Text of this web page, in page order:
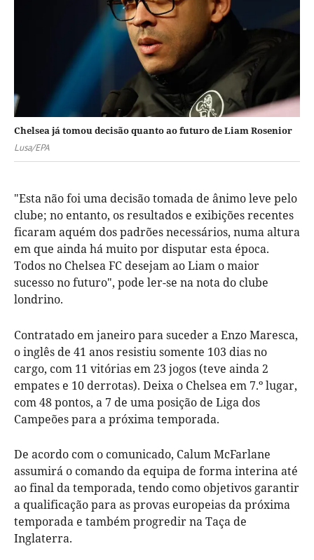
Chelsea já tomou decisão quanto ao futuro de Liam Rosenior
Lusa/EPA
"Esta não foi uma decisão tomada de ânimo leve pelo
clube; no entanto, os resultados e exibições recentes
ficaram aquém dos padrões necessários, numa altura
em que ainda há muito por disputar esta época.
Todos no Chelsea FC desejam ao Liam o maior
sucesso no futuro", pode ler-se na nota do clube
londrino.
Contratado em janeiro para suceder a Enzo Maresca,
o inglês de 41 anos resistiu somente 103 dias no
cargo, com 11 vitórias em 23 jogos (teve ainda 2
empates e 10 derrotas). Deixa o Chelsea em 7.º lugar,
com 48 pontos, a 7 de uma posição de Liga dos
Campeões para a próxima temporada.
De acordo com o comunicado, Calum McFarlane
assumirá o comando da equipa de forma interina até
ao final da temporada, tendo como objetivos garantir
a qualificação para as provas europeias da próxima
temporada e também progredir na Taça de
Inglaterra.